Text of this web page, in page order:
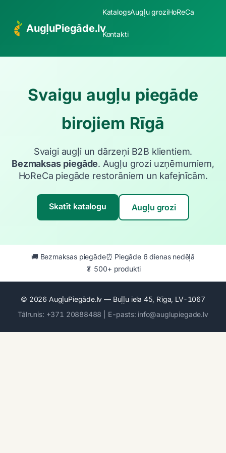
AugļuPiegāde.lv
KatalogsAugļu groziHoReCa
Kontakti
Svaigu augļu piegāde
birojiem Rīgā
Svaigi augļi un dārzeņi B2B klientiem.
Bezmaksas piegāde. Augļu grozi uzņēmumiem,
HoReCa piegāde restorāniem un kafejnīcām.
Skatīt katalogu Augļu grozi
🚚 Bezmaksas piegāde⏰ Piegāde 6 dienas nedēļā
🥬 500+ produkti
© 2026 AugļuPiegāde.lv — Buļļu iela 45, Rīga, LV-1067
Tālrunis: +371 20888488 | E-pasts: info@auglupiegade.lv